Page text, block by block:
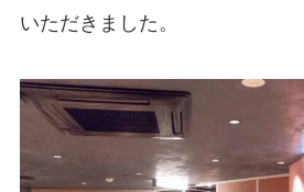
いただきました。